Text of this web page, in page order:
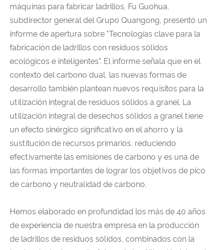
máquinas para fabricar ladrillos, Fu Guohua,
subdirector general del Grupo Quangong, presentó un
informe de apertura sobre "Tecnologías clave para la
fabricación de ladrillos con residuos sólidos
ecológicos e inteligentes". El informe señala que en el
contexto del carbono dual, las nuevas formas de
desarrollo también plantean nuevos requisitos para la
utilización integral de residuos sólidos a granel. La
utilización integral de desechos sólidos a granel tiene
un efecto sinérgico significativo en el ahorro y la
sustitución de recursos primarios, reduciendo
efectivamente las emisiones de carbono y es una de
las formas importantes de lograr los objetivos de pico
de carbono y neutralidad de carbono.
Hemos elaborado en profundidad los más de 40 años
de experiencia de nuestra empresa en la producción
de ladrillos de residuos sólidos, combinados con la